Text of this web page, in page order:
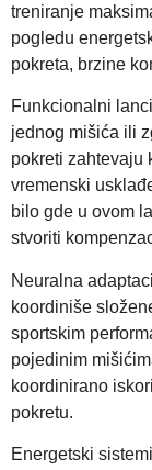
treniranje
pogledu
pokreta, brzine
Funkcionalni
jednog mišića ili
pokreti zahtevaju
vremenski
bilo gde u ovom
stvoriti
Neuralna
koordiniše
sportskim
pojedinim
koordinirano
pokretu.
Energetski